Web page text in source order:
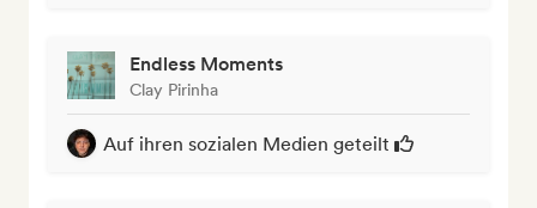
Endless Moments
Clay Pirinha
Auf ihren sozialen Medien geteilt